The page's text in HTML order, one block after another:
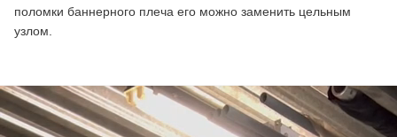
поломки баннерного плеча его можно заменить цельным
узлом.